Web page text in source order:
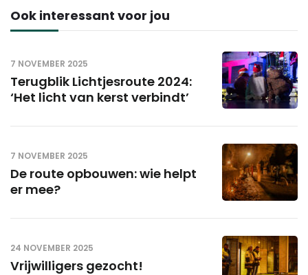
Ook interessant voor jou
7 NOVEMBER 2025
Terugblik Lichtjesroute 2024:
‘Het licht van kerst verbindt’
7 NOVEMBER 2025
De route opbouwen: wie helpt
er mee?
24 NOVEMBER 2025
Vrijwilligers gezocht!